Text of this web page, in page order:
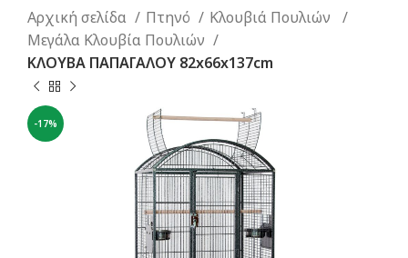
Αρχική σελίδα Πτηνό
Κλουβιά Πουλιών
Μεγάλα Κλουβία Πουλιών
ΚΛΟΥΒΑ ΠΑΠΑΓΑΛΟΥ 82x66x137cm
-17%